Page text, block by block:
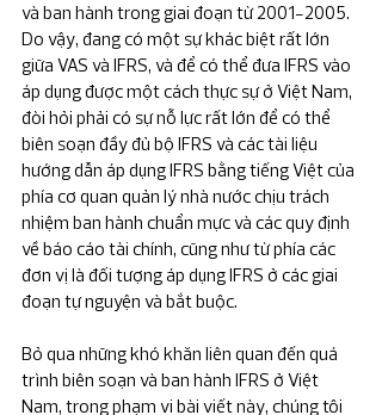
và ban hành trong giai đoạn từ 2001-2005.
Do vậy, đang có một sự khác biệt rất lớn
giữa VAS và IFRS, và để có thể đưa IFRS vào
áp dụng được một cách thực sự ở Việt Nam,
đòi hỏi phải có sự nỗ lực rất lớn để có thể
biên soạn đầy đủ bộ IFRS và các tài liệu
hướng dẫn áp dụng IFRS bằng tiếng Việt của
phía cơ quan quản lý nhà nước chịu trách
nhiệm ban hành chuẩn mực và các quy định
về báo cáo tài chính, cũng như từ phía các
đơn vị là đối tượng áp dụng IFRS ở các giai
đoạn tự nguyện và bắt buộc.
Bỏ qua những khó khăn liên quan đến quá
trình biên soạn và ban hành IFRS ở Việt
Nam, trong phạm vi bài viết này, chúng tôi